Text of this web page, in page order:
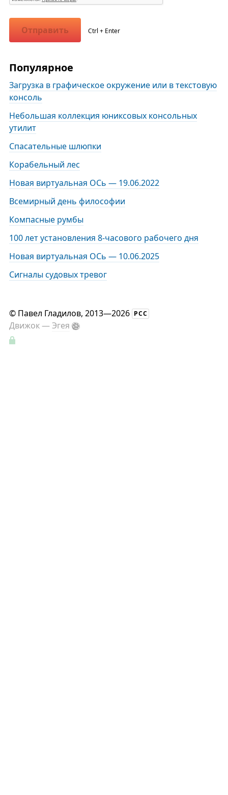
Отправить Ctrl + Enter
Популярное
Загрузка в графическое окружение или в текстовую
консоль
Небольшая коллекция юниксовых консольных
утилит
Спасательные шлюпки
Корабельный лес
Новая виртуальная ОСь — 19.06.2022
Всемирный день философии
Компасные румбы
100 лет установления 8-часового рабочего дня
Новая виртуальная ОСь — 10.06.2025
Сигналы судовых тревог
© Павел Гладилов, 2013—2026 РСС
Движок —Эгея